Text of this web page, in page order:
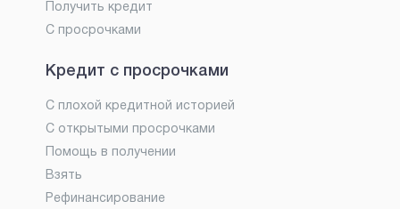
Получить кредит
С просрочками
Кредит с просрочками
С плохой кредитной историей
С открытыми просрочками
Помощь в получении
Взять
Рефинансирование